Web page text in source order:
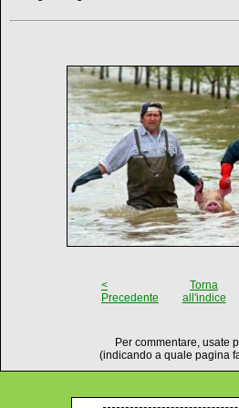
<
Precedente
Torna
all'indice
Per commentare, usate
(indicando a quale pagina